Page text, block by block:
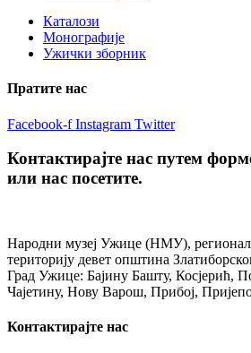
Каталози
Монографије
Ужички зборник
Пратите нас
Facebook-f Instagram Twitter
Контактирајте нас путем
или нас посетите.
Народни музеј Ужице (НМУ),
територију девет општина
Град Ужице: Бајину Башту, Косјерић,
Чајетину, Нову Варош, Прибој,
Контактирајте нас